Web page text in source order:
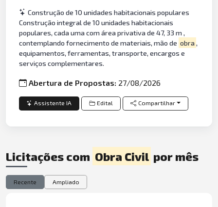
Construção de 10 unidades habitacionais populares
Construção integral de 10 unidades habitacionais
populares, cada uma com área privativa de 47, 33 m ,
contemplando fornecimento de materiais, mão de obra,
equipamentos, ferramentas, transporte, encargos e
serviços complementares.
Abertura de Propostas: 27/08/2026
Assistente IA Edital Compartilhar
Licitações com Obra Civil por mês
Recente Ampliado